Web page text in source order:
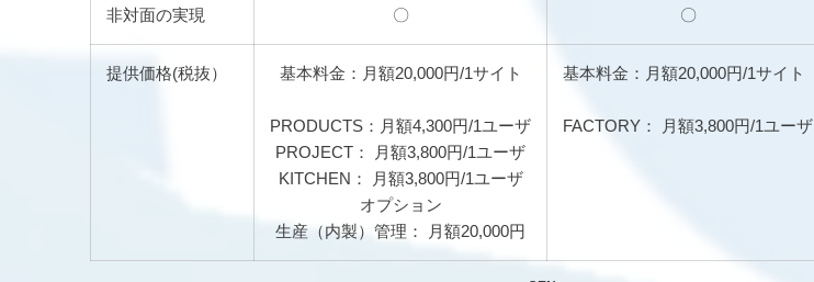
非対面の実現 〇 〇
提供価格(税抜） 基本料金：月額20,000円/1サイト
PRODUCTS：月額4,300円/1ユーザ
PROJECT： 月額3,800円/1ユーザ
KITCHEN： 月額3,800円/1ユーザ
オプション
生産（内製）管理： 月額20,000円
基本料金：月額20,000円/1サイト
FACTORY： 月額3,800円/1ユーザ